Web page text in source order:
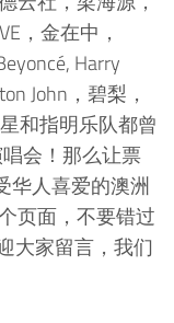
，金在中，
Harry
John，碧梨，
和指明乐队都曾
会！那么让票
华人喜爱的澳洲
页面，不要错过
大家留言，我们